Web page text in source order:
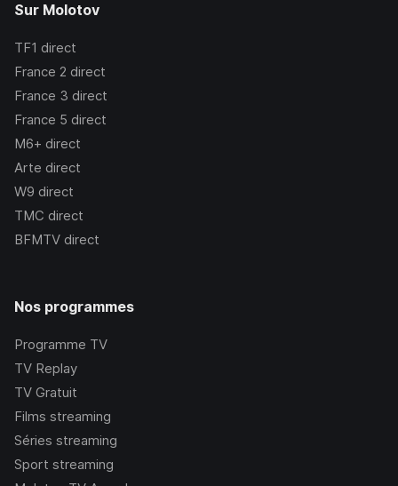
Sur Molotov
TF1 direct
France 2 direct
France 3 direct
France 5 direct
M6+ direct
Arte direct
W9 direct
TMC direct
BFMTV direct
Nos programmes
Programme TV
TV Replay
TV Gratuit
Films streaming
Séries streaming
Sport streaming